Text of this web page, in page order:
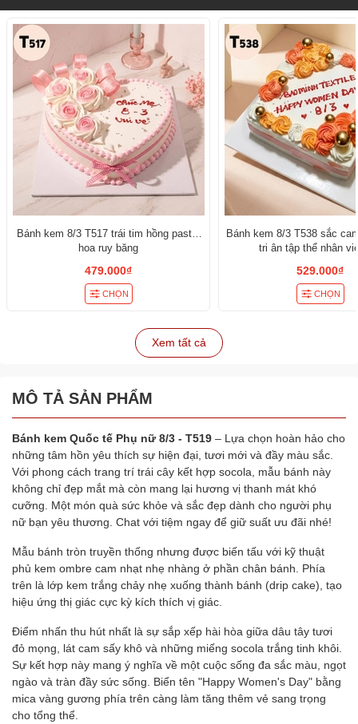
Bánh kem 8/3 T517 trái tim hồng pastel
hoa ruy băng
479.000₫
CHỌN
Bánh kem 8/3 T538 sắc
tri ân tập thể nhân
529.000₫
CHỌN
Xem tất cả
MÔ TẢ SẢN PHẨM
Bánh kem Quốc tế Phụ nữ 8/3 - T519 – Lựa chọn hoàn hảo cho
những tâm hồn yêu thích sự hiện đại, tươi mới và đầy màu sắc.
Với phong cách trang trí trái cây kết hợp socola, mẫu bánh này
không chỉ đẹp mắt mà còn mang lại hương vị thanh mát khó
cưỡng. Một món quà sức khỏe và sắc đẹp dành cho người phụ
nữ bạn yêu thương. Chat với tiệm ngay để giữ suất ưu đãi nhé!
Mẫu bánh tròn truyền thống nhưng được biến tấu với kỹ thuật
phủ kem ombre cam nhạt nhẹ nhàng ở phần chân bánh. Phía
trên là lớp kem trắng chảy nhẹ xuống thành bánh (drip cake), tạo
hiệu ứng thị giác cực kỳ kích thích vị giác.
Điểm nhấn thu hút nhất là sự sắp xếp hài hòa giữa dâu tây tươi
đỏ mọng, lát cam sấy khô và những miếng socola trắng tinh khôi.
Sự kết hợp này mang ý nghĩa về một cuộc sống đa sắc màu, ngọt
ngào và tràn đầy sức sống. Biển tên "Happy Women's Day" bằng
mica vàng gương phía trên càng làm tăng thêm vẻ sang trọng
cho tổng thể.